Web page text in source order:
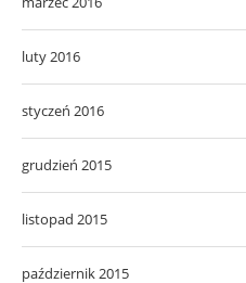
luty 2016
styczeń 2016
grudzień 2015
listopad 2015
październik 2015